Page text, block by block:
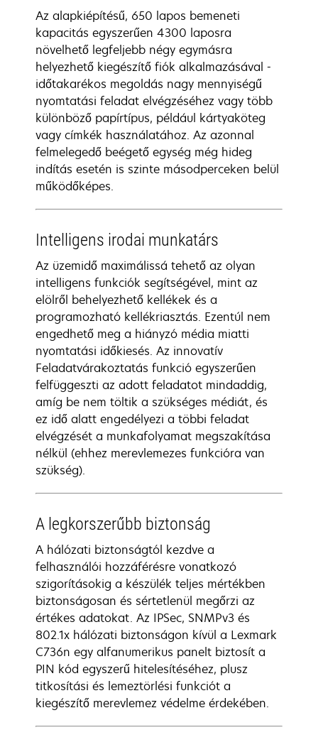
Az alapkiépítésű, 650 lapos bemeneti
kapacitás egyszerűen 4300 laposra
növelhető legfeljebb négy egymásra
helyezhető kiegészítő fiók alkalmazásával -
időtakarékos megoldás nagy mennyiségű
nyomtatási feladat elvégzéséhez vagy több
különböző papírtípus, például kártyaköteg
vagy címkék használatához. Az azonnal
felmelegedő beégető egység még hideg
indítás esetén is szinte másodperceken belül
működőképes.
Intelligens irodai munkatárs
Az üzemidő maximálissá tehető az olyan
intelligens funkciók segítségével, mint az
elölről behelyezhető kellékek és a
programozható kellékriasztás. Ezentúl nem
engedhető meg a hiányzó média miatti
nyomtatási időkiesés. Az innovatív
Feladatvárakoztatás funkció egyszerűen
felfüggeszti az adott feladatot mindaddig,
amíg be nem töltik a szükséges médiát, és
ez idő alatt engedélyezi a többi feladat
elvégzését a munkafolyamat megszakítása
nélkül (ehhez merevlemezes funkcióra van
szükség).
A legkorszerűbb biztonság
A hálózati biztonságtól kezdve a
felhasználói hozzáférésre vonatkozó
szigorításokig a készülék teljes mértékben
biztonságosan és sértetlenül megőrzi az
értékes adatokat. Az IPSec, SNMPv3 és
802.1x hálózati biztonságon kívül a Lexmark
C736n egy alfanumerikus panelt biztosít a
PIN kód egyszerű hitelesítéséhez, plusz
titkosítási és lemeztörlési funkciót a
kiegészítő merevlemez védelme érdekében.